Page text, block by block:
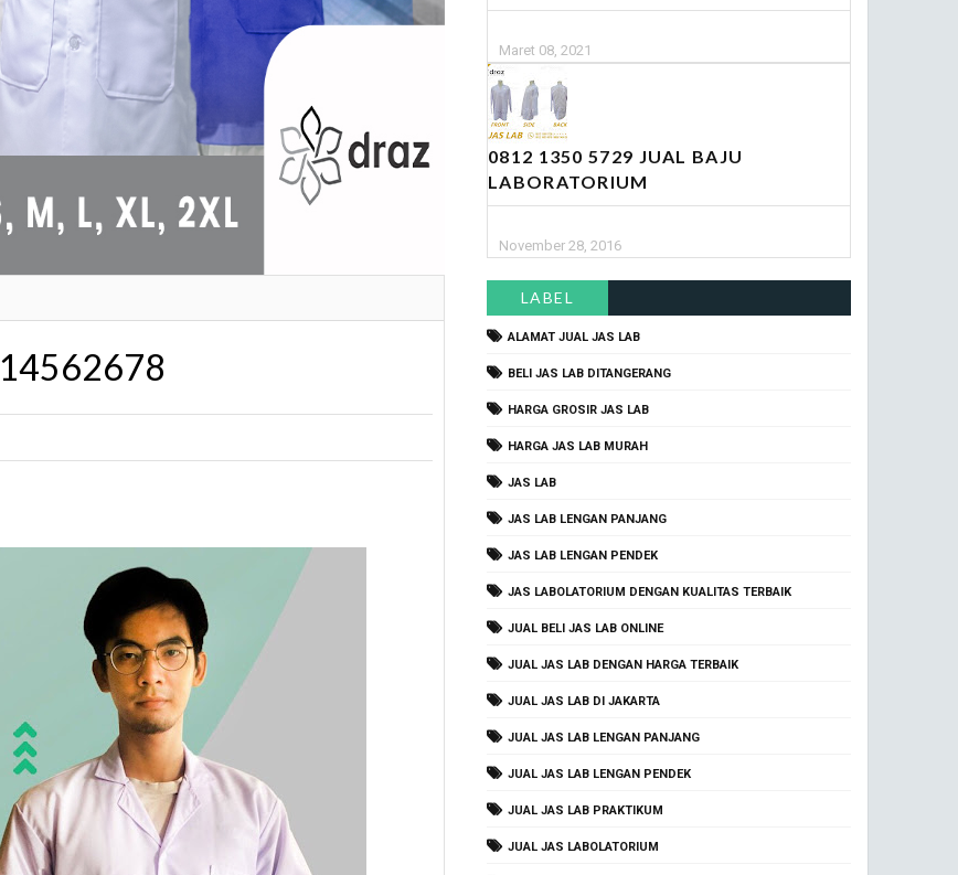
Maret 08, 2021
0812 1350 5729 JUAL BAJU
LABORATORIUM
November 28, 2016
LABEL
ALAMAT JUAL JAS LAB
BELI JAS LAB DITANGERANG
HARGA GROSIR JAS LAB
HARGA JAS LAB MURAH
JAS LAB
JAS LAB LENGAN PANJANG
JAS LAB LENGAN PENDEK
JAS LABOLATORIUM DENGAN KUALITAS TERBAIK
JUAL BELI JAS LAB ONLINE
JUAL JAS LAB DENGAN HARGA TERBAIK
JUAL JAS LAB DI JAKARTA
JUAL JAS LAB LENGAN PANJANG
JUAL JAS LAB LENGAN PENDEK
JUAL JAS LAB PRAKTIKUM
JUAL JAS LABOLATORIUM